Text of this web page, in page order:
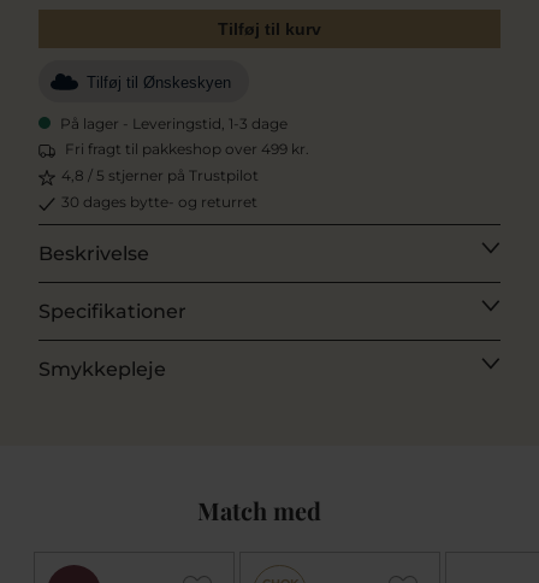
Tilføj til kurv
Tilføj til Ønskeskyen
På lager - Leveringstid, 1-3 dage
Fri fragt til pakkeshop over 499 kr.
4,8 / 5 stjerner på Trustpilot
30 dages bytte- og returret
Beskrivelse
Specifikationer
Smykkepleje
Match med